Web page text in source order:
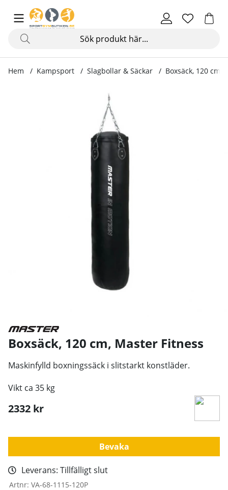
Hem Kampsport Slagbollar & Säckar Boxsäck, 120 cm
Produktbilder Boxsäck, 120 cm
Boxsäck, 120 cm, Master Fitness
Maskinfylld boxningssäck i slitstarkt konstläder.
Vikt ca 35 kg
2332 kr
Bevaka
Leverans: Tillfälligt slut
Artnr: VA-68-1115-120P